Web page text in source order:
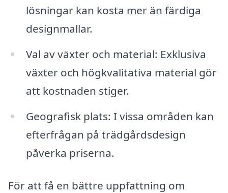
lösningar kan kosta mer än färdiga
designmallar.
Val av växter och material: Exklusiva
växter och högkvalitativa material gör
att kostnaden stiger.
Geografisk plats: I vissa områden kan
efterfrågan på trädgårdsdesign
påverka priserna.
För att få en bättre uppfattning om